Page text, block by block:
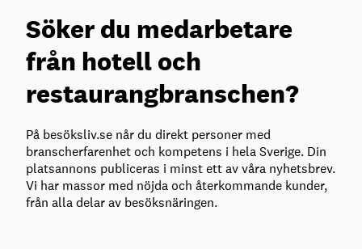
Söker du medarbetare
från hotell och
restaurangbranschen?
På besöksliv.se når du direkt personer med
branscherfarenhet och kompetens i hela Sverige. Din
platsannons publiceras i minst ett av våra nyhetsbrev.
Vi har massor med nöjda och återkommande kunder,
från alla delar av besöksnäringen.